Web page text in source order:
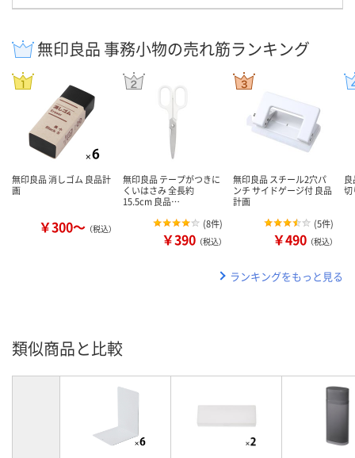
無印良品 事務小物の売れ筋ランキング
無印良品 消しゴム 良品計
画
￥300～ （税込）
無印良品 テープがつきに
くいはさみ 全長約
15.5cm 良品…
(8件)
￥390 （税込）
無印良品 スチール2穴パ
ンチ サイドゲージ付 良品
計画
(5件)
￥490 （税込）
切
ランキングをもっと見る
類似商品と比較